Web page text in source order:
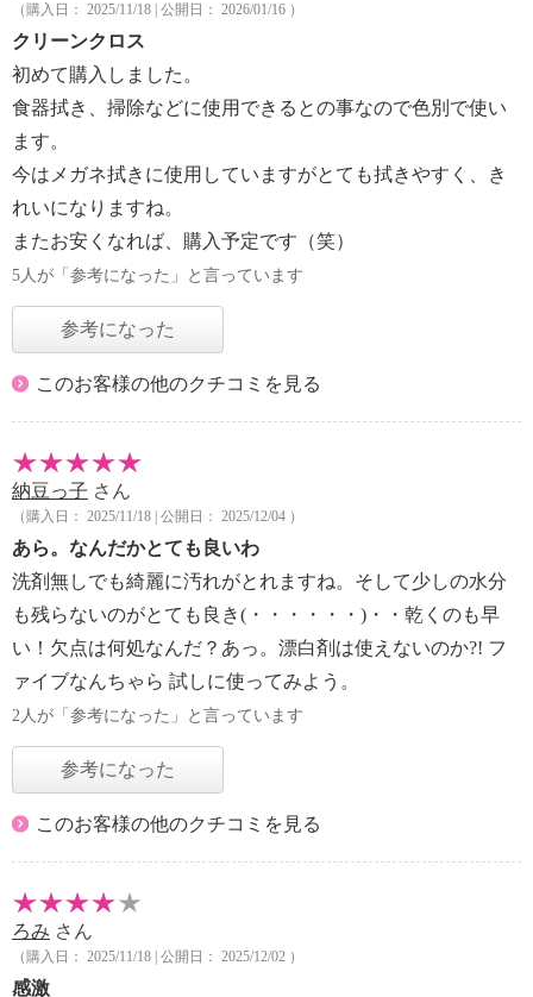
（購入日： 2025/11/18 | 公開日： 2026/01/16 ）
クリーンクロス
初めて購入しました。
食器拭き、掃除などに使用できるとの事なので色別で使い
ます。
今はメガネ拭きに使用していますがとても拭きやすく、き
れいになりますね。
またお安くなれば、購入予定です（笑）
5人が「参考になった」と言っています
参考になった
このお客様の他のクチコミを見る
納豆っ子 さん
（購入日： 2025/11/18 | 公開日： 2025/12/04 ）
あら。なんだかとても良いわ
洗剤無しでも綺麗に汚れがとれますね。そして少しの水分
も残らないのがとても良き(・・・・・・)・・乾くのも早
い！欠点は何処なんだ？あっ。漂白剤は使えないのか?! フ
ァイブなんちゃら 試しに使ってみよう。
2人が「参考になった」と言っています
参考になった
このお客様の他のクチコミを見る
ろみ さん
（購入日： 2025/11/18 | 公開日： 2025/12/02 ）
感激